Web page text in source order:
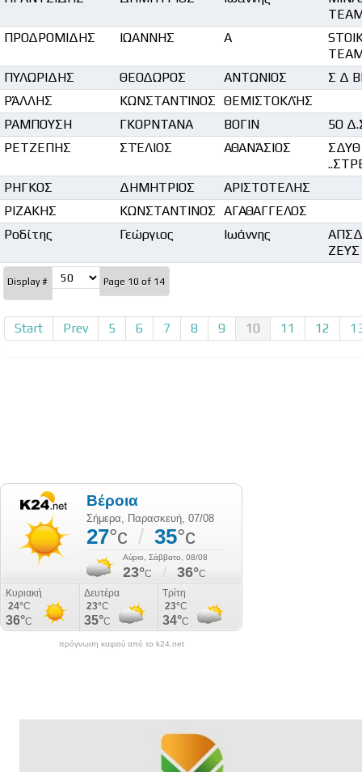
Display # Page 10 of 14
Start Prev 5 6 7 8 9 10 11 12
ΠΡΟΔΡΟΜΙΔΗΣ
ΙΩΑΝΝΗΣ Α
ΠΥΛΩΡΙΔΗΣ
ΘΕΟΔΩΡΟΣ ΑΝΤΩΝΙΟΣ
Σ Δ
ΡΆΛΛΗΣ
ΚΩΝΣΤΑΝΤΊΝΟΣ ΘΕΜΙΣΤΟΚΛΉΣ
ΡΑΜΠΟΥΣΗ
ΓΚΟΡΝΤΑΝΑ ΒΟΓΙΝ
5Ο
ΡΕΤΖΕΠΗΣ
ΣΤΈΛΙΟΣ ΑΘΑΝΆΣΙΟΣ
ΣΔΥΘ
ΡΗΓΚΟΣ
ΔΗΜΗΤΡΙΟΣ
ΑΡΙΣΤΟΤΕΛΗΣ
ΡΙΖΑΚΗΣ
ΚΩΝΣΤΑΝΤΙΝΟΣ ΑΓΑΘΑΓΓΕΛΟΣ
Ροδίτης
Γεώργιος Ιωάννης
ΑΠΣΔ
ΖΕΥΣ
πρόγνωση καιρού από το k24.net